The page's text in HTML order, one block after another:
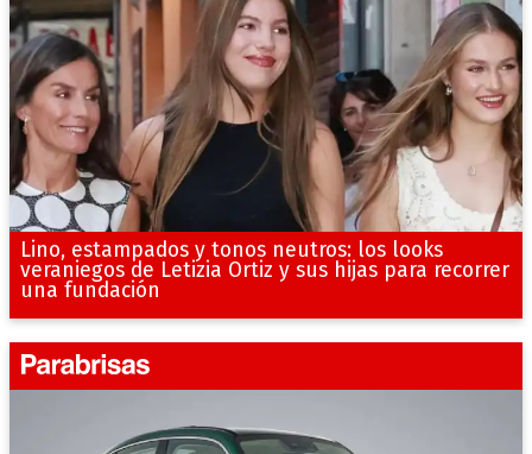
Lino, estampados y tonos neutros: los looks
veraniegos de Letizia Ortiz y sus hijas para recorrer
una fundación